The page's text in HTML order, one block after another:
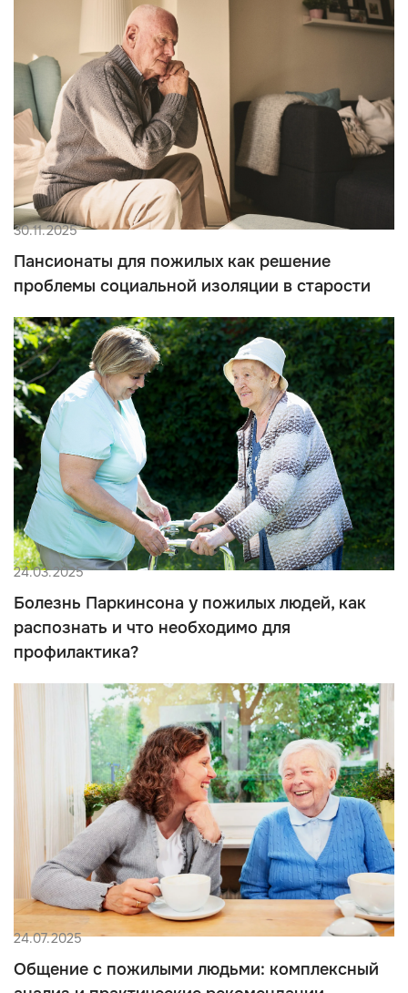
30.11.2025
Пансионаты для пожилых как решение
проблемы социальной изоляции в старости
24.03.2025
Болезнь Паркинсона у пожилых людей, как
распознать и что необходимо для
профилактика?
24.07.2025
Общение с пожилыми людьми: комплексный